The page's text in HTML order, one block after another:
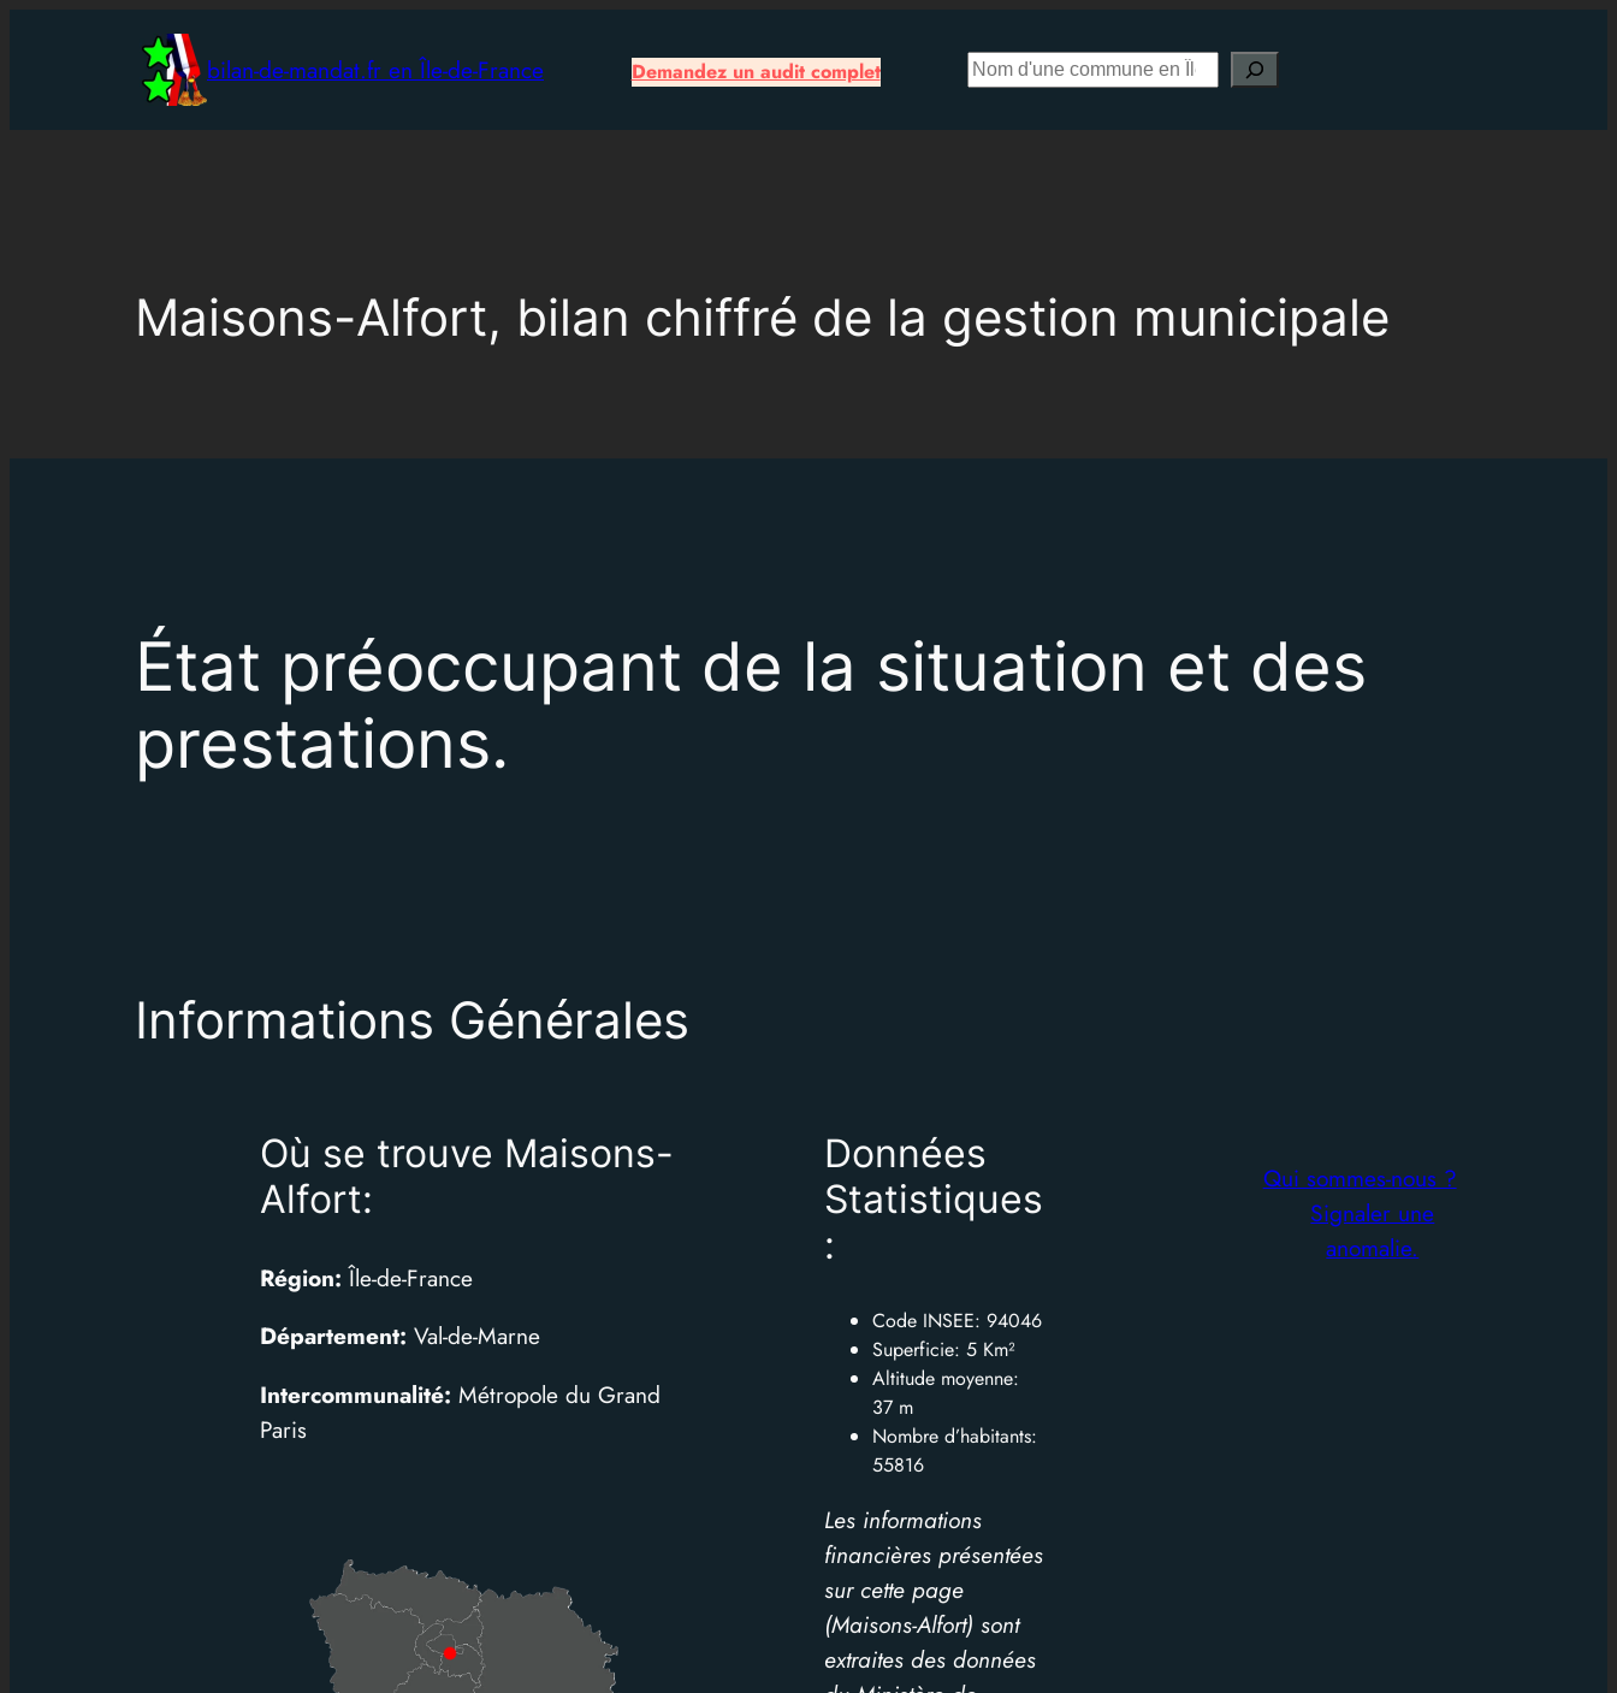
bilan-de-mandat.fr en Île-de-France Demandez un audit complet Rechercher
Maisons-Alfort, bilan chiffré de la gestion municipale
État préoccupant de la situation et des
prestations.
Informations Générales
Où se trouve Maisons-
Alfort:
Région: Île-de-France
Département: Val-de-Marne
Intercommunalité: Métropole du Grand
Paris
Données
Statistiques
:
Code INSEE: 94046
Superficie: 5 Km²
Altitude moyenne:
37 m
Nombre d’habitants:
55816
Les informations
financières présentées
sur cette page
(Maisons-Alfort) sont
extraites des données
Qui sommes-nous ?
Signaler une
anomalie.